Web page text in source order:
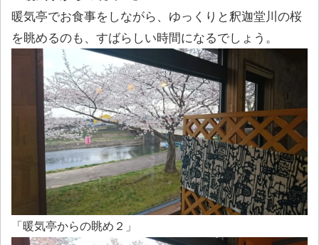
暖気亭でお食事をしながら、ゆっくりと釈迦堂川の桜
を眺めるのも、すばらしい時間になるでしょう。
「暖気亭からの眺め２」